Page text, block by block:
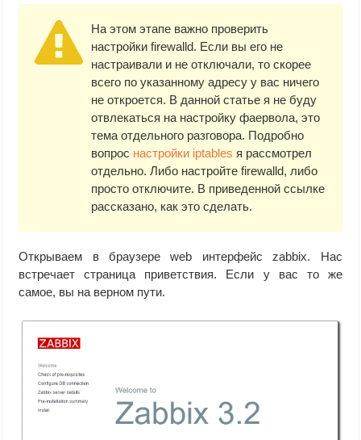
На этом этапе важно проверить
настройки firewalld. Если вы его не
настраивали и не отключали, то скорее
всего по указанному адресу у вас ничего
не откроется. В данной статье я не буду
отвлекаться на настройку фаервола, это
тема отдельного разговора. Подробно
вопрос настройки iptables я рассмотрел
отдельно. Либо настройте firewalld, либо
просто отключите. В приведенной ссылке
рассказано, как это сделать.
Открываем в браузере web интерфейс zabbix. Нас
встречает страница приветствия. Если у вас то же
самое, вы на верном пути.